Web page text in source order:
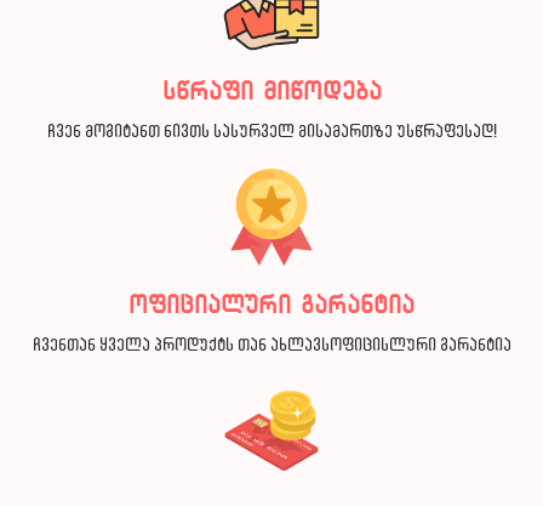
სწრაფი მიწოდება
ჩვენ მოგიტანთ ნივთს სასურველ მისამართზე უსწრაფესად!
ოფიციალური გარანტია
ჩვენთან ყველა პროდუქტს თან ახლავსოფიცისლური გარანტია